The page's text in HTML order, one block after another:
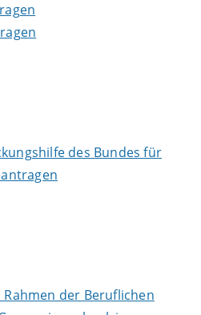
des Bundes für
der Beruflichen